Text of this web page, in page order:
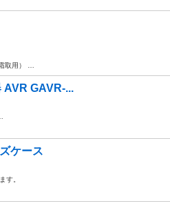
取用） …
AVR GAVR-...
ケース
す。